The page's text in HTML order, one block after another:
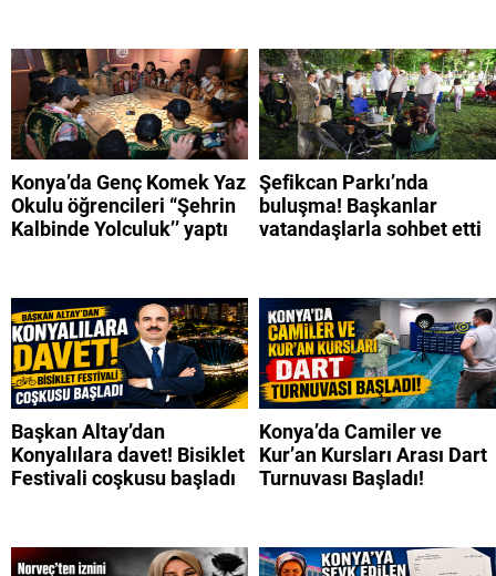
Konya’da Genç Komek Yaz
Okulu öğrencileri “Şehrin
Kalbinde Yolculuk’’ yaptı
Şefikcan Parkı’nda
buluşma! Başkanlar
vatandaşlarla sohbet etti
Başkan Altay’dan
Konyalılara davet! Bisiklet
Festivali coşkusu başladı
Konya’da Camiler ve
Kur’an Kursları Arası Dart
Turnuvası Başladı!